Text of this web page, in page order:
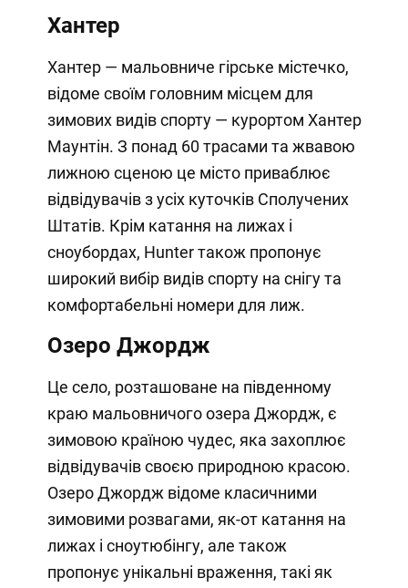
Хантер
Хантер — мальовниче гірське містечко,
відоме своїм головним місцем для
зимових видів спорту — курортом Хантер
Маунтін. З понад 60 трасами та жвавою
лижною сценою це місто приваблює
відвідувачів з усіх куточків Сполучених
Штатів. Крім катання на лижах і
сноубордах, Hunter також пропонує
широкий вибір видів спорту на снігу та
комфортабельні номери для лиж.
Озеро Джордж
Це село, розташоване на південному
краю мальовничого озера Джордж, є
зимовою країною чудес, яка захоплює
відвідувачів своєю природною красою.
Озеро Джордж відоме класичними
зимовими розвагами, як-от катання на
лижах і сноутюбінгу, але також
пропонує унікальні враження, такі як